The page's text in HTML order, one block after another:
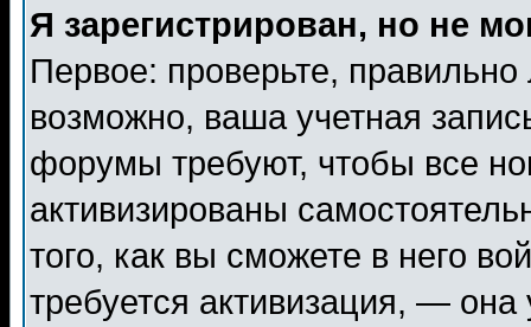
Я зарегистрирован, но не
Первое: проверьте,
возможно, ваша учетная
форумы требуют, чтобы все
активизированы
того, как вы сможете в него
требуется активизация, —